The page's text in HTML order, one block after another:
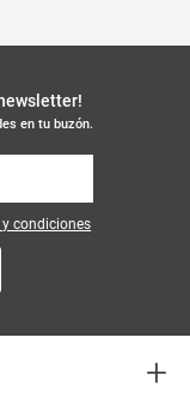
en tu buzón.
condiciones
+